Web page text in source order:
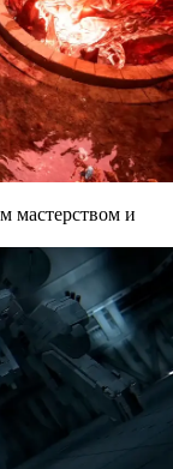
мастерством и